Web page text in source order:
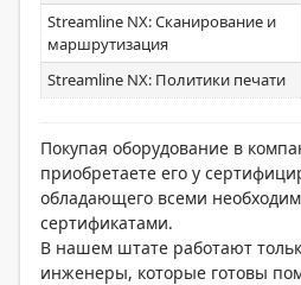
Streamline NX: Сканирование и
маршрутизация
Streamline NX: Политики печати
Покупая оборудование в
приобретаете его у
обладающего всеми
сертификатами.
В нашем штате работают
инженеры, которые готовы